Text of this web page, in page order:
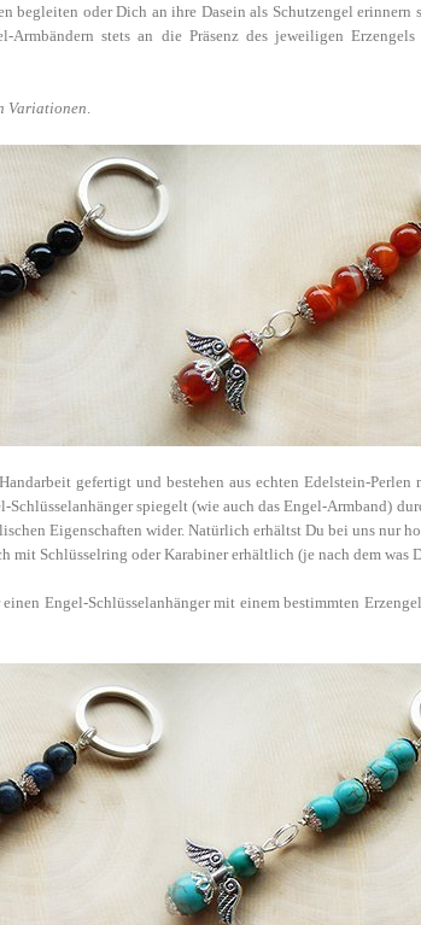
begleiten oder Dich an ihre Dasein als Schutzengel erinnern
Armbändern stets an die Präsenz des jeweiligen
Variationen
gefertigt und bestehen aus echten Edelstein-
spiegelt (wie auch das Engel-Armband)
Eigenschaften wider. Natürlich erhältst Du bei uns nur
mit Schlüsselring oder Karabiner erhältlich (je nach dem was
Engel-Schlüsselanhänger mit einem bestimmten